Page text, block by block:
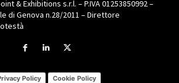
& Exhibitions s.r.l. – P.IVA 01253850992 –
di Genova n.28/2011 – Direttore
Policy Cookie Policy